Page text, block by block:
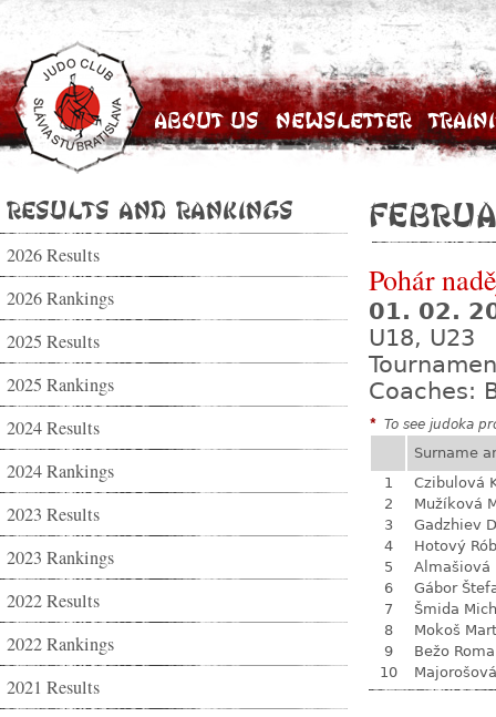
About Us Newsletter
Results and Rankings
2026 Results
2026 Rankings
2025 Results
2025 Rankings
2024 Results
2024 Rankings
2023 Results
2023 Rankings
2022 Results
2022 Rankings
2021 Results
Pohár
01. 02.
U18, U23
Coaches:
* To see judoka
Surname
1
Czibulová
2
Mužíková
3
Gadzhiev
4
Hotový
5
Almašiová
6
Gábor
7
Šmida
8
Mokoš
9
Bežo
10